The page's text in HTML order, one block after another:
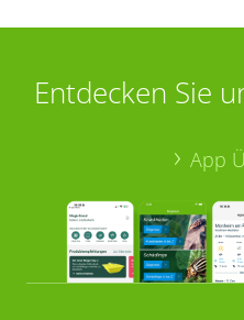
Entdecken Sie
App